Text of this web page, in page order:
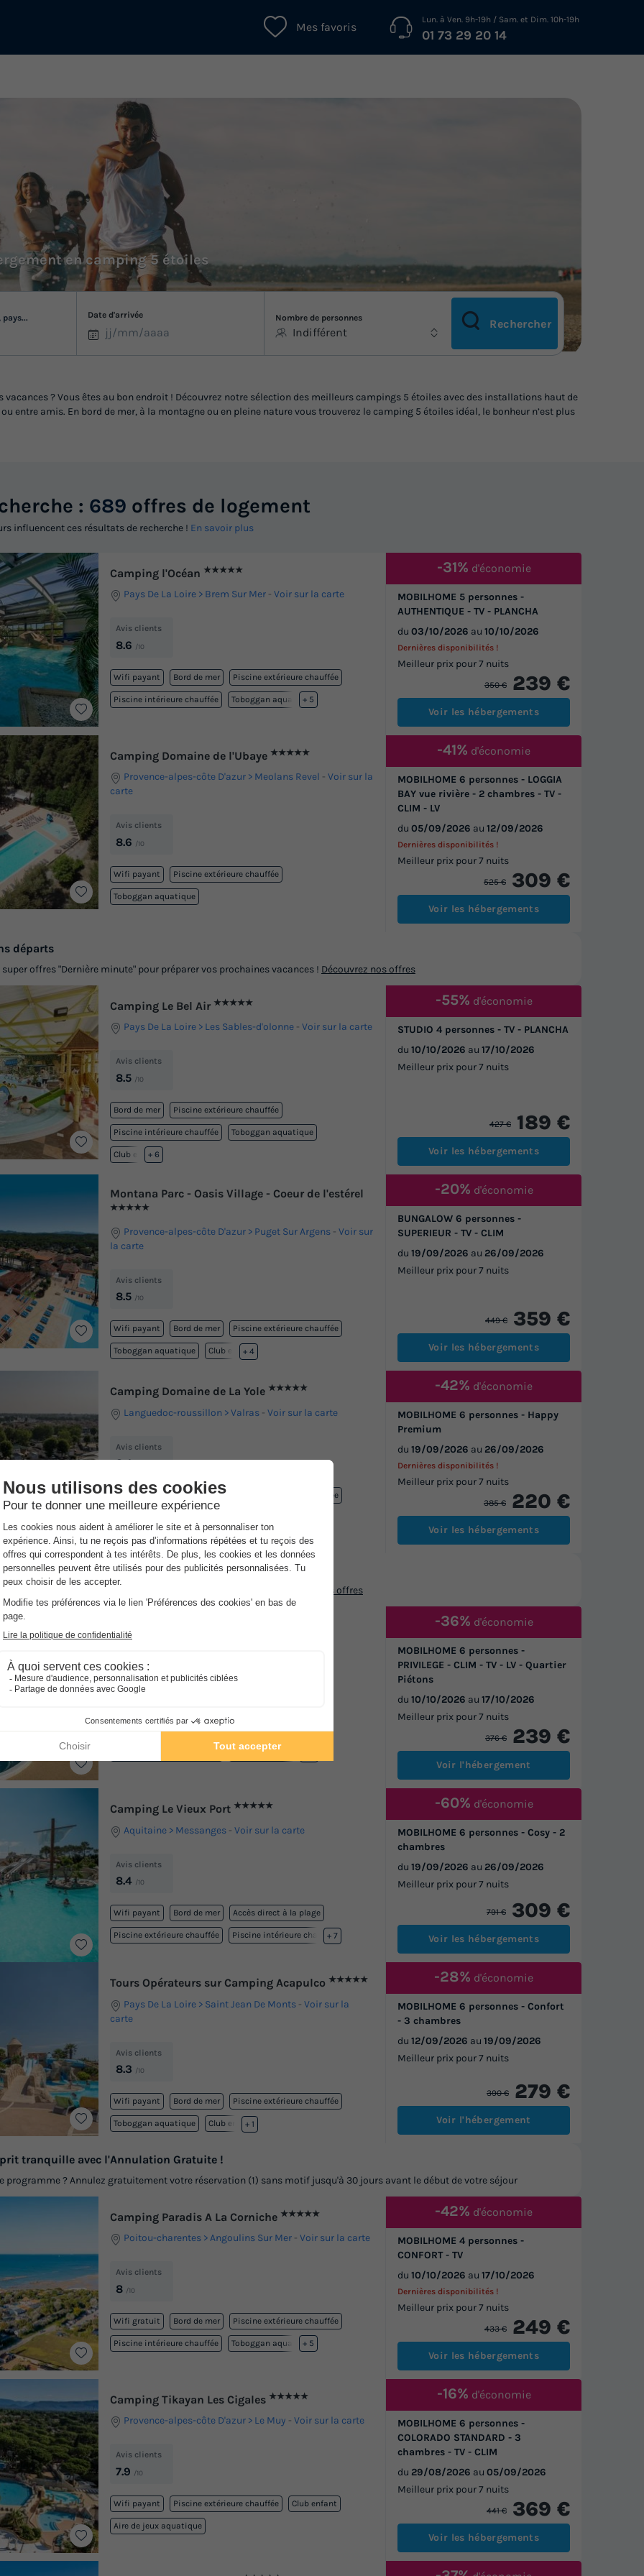
Mes favoris
Lun. à Ven. 9h-19h / Sam. et Dim. 10h-19h
01 73 29 20 14
en camping 5 étoiles
Date d'arrivée Nombre de personnes
Indifférent
Rechercher
? Vous êtes au bon endroit ! Découvrez notre sélection des meilleurs campings 5 étoiles avec des installations haut de
entre amis. En bord de mer, à la montagne ou en pleine nature vous trouverez le camping 5 étoiles idéal, le bonheur n’est plus
: 689 offres de logement
influencent ces résultats de recherche ! En savoir plus
Camping l'Océan ★★★★★
Pays De La Loire Brem Sur Mer -Voir sur la carte
Avis clients
8.6 /10
Wifi payant Bord de mer Piscine extérieure chauffée
Piscine intérieure chauffée Toboggan aquatique
+ 5
MOBILHOME 5 personnes -
AUTHENTIQUE - TV - PLANCHA
du 03/10/2026 au 10/10/2026
Meilleur prix pour 7 nuits
Dernières disponibilités !
350 € 239 €
-31% d'économie
Voir les hébergements
Camping Domaine de l'Ubaye ★★★★★
Provence-alpes-côte D'azur Meolans Revel -Voir sur la
carte
Avis clients
8.6 /10
Wifi payant Piscine extérieure chauffée
Toboggan aquatique
MOBILHOME 6 personnes - LOGGIA
BAY vue rivière - 2 chambres - TV -
CLIM - LV
du 05/09/2026 au 12/09/2026
Meilleur prix pour 7 nuits
Dernières disponibilités !
525 € 309 €
-41% d'économie
Voir les hébergements
Camping Le Bel Air ★★★★★
Pays De La Loire Les Sables-d'olonne -Voir sur la carte
Avis clients
8.5 /10
Bord de mer Piscine extérieure chauffée
Piscine intérieure chauffée Toboggan aquatique
Club enfant
+ 6
STUDIO 4 personnes - TV - PLANCHA
du 10/10/2026 au 17/10/2026
Meilleur prix pour 7 nuits
427 € 189 €
-55% d'économie
Voir les hébergements
Montana Parc - Oasis Village - Coeur de l'estérel
★★★★★
Provence-alpes-côte D'azur Puget Sur Argens -Voir sur
la carte
Avis clients
8.5 /10
Wifi payant Bord de mer Piscine extérieure chauffée
Toboggan aquatique Club enfant
+ 4
BUNGALOW 6 personnes -
SUPERIEUR - TV - CLIM
du 19/09/2026 au 26/09/2026
Meilleur prix pour 7 nuits
449 € 359 €
-20% d'économie
Voir les hébergements
Camping Domaine de La Yole ★★★★★
Languedoc-roussillon Valras -Voir sur la carte
Avis clients
8.4
Wifi payant Bord de mer Piscine extérieure chauffée
MOBILHOME 6 personnes - Happy
Premium
du 19/09/2026 au 26/09/2026
Meilleur prix pour 7 nuits
Dernières disponibilités !
385 € 220 €
-42% d'économie
Voir les hébergements
Avis clients
Wifi payant Bord de mer Accès direct à la plage
Toboggan aquatique
MOBILHOME 6 personnes -
PRIVILEGE - CLIM - TV - LV - Quartier
Piétons
du 10/10/2026 au 17/10/2026
Meilleur prix pour 7 nuits
376 € 239 €
-36% d'économie
Voir l'hébergement
Camping Le Vieux Port ★★★★★
Aquitaine Messanges -Voir sur la carte
Avis clients
8.4 /10
Wifi payant Bord de mer Accès direct à la plage
Piscine extérieure chauffée Piscine intérieure chauffée
+ 7
MOBILHOME 6 personnes - Cosy - 2
chambres
du 19/09/2026 au 26/09/2026
Meilleur prix pour 7 nuits
791 € 309 €
-60% d'économie
Voir les hébergements
Tours Opérateurs sur Camping Acapulco ★★★★★
Pays De La Loire Saint Jean De Monts -Voir sur la
carte
Avis clients
8.3 /10
Wifi payant Bord de mer Piscine extérieure chauffée
Toboggan aquatique Club enfant
+ 1
MOBILHOME 6 personnes - Confort
- 3 chambres
du 12/09/2026 au 19/09/2026
Meilleur prix pour 7 nuits
390 € 279 €
-28% d'économie
Voir l'hébergement
Camping Paradis A La Corniche ★★★★★
Poitou-charentes Angoulins Sur Mer -Voir sur la carte
Avis clients
8 /10
Wifi gratuit Bord de mer Piscine extérieure chauffée
Piscine intérieure chauffée Toboggan aquatique
+ 5
MOBILHOME 4 personnes -
CONFORT - TV
du 10/10/2026 au 17/10/2026
Meilleur prix pour 7 nuits
Dernières disponibilités !
433 € 249 €
-42% d'économie
Voir les hébergements
Camping Tikayan Les Cigales ★★★★★
Provence-alpes-côte D'azur Le Muy -Voir sur la carte
Avis clients
7.9 /10
Wifi payant Piscine extérieure chauffée Club enfant
Aire de jeux aquatique
MOBILHOME 6 personnes -
COLORADO STANDARD - 3
chambres - TV - CLIM
du 29/08/2026 au 05/09/2026
Meilleur prix pour 7 nuits
441 € 369 €
-16% d'économie
Voir les hébergements
départs
offres "Dernière minute" pour préparer vos prochaines vacances ! Découvrez nos offres
2 ou 3 fois !
vos vacances en 2 ou 3 fois sans frais supplémentaire ! Découvrez nos offres
tranquille avec l'Annulation Gratuite !
programme ? Annulez gratuitement votre réservation (1) sans motif jusqu'à 30 jours avant le début de votre séjour